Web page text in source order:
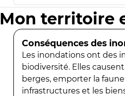
Mon territoire
Conséquences des
Les inondations ont des
biodiversité. Elles
berges, emporter la
infrastructures et les